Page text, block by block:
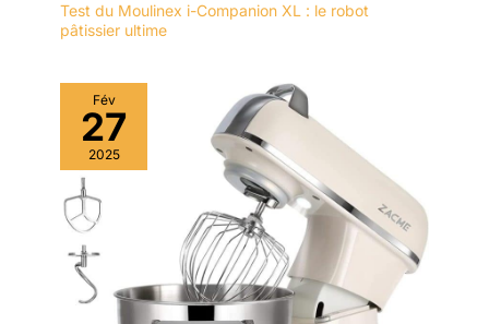
Test du Moulinex i-Companion XL : le robot
pâtissier ultime
Fév
27
2025